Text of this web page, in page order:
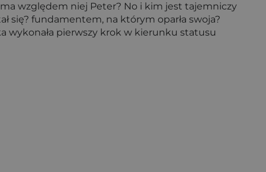
ma względem niej Peter? No i kim jest tajemniczy
się? fundamentem, na którym oparła swoja?
wykonała pierwszy krok w kierunku statusu